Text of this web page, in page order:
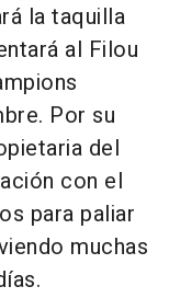
la taquilla
al Filou
Por su
del
con el
para paliar
muchas